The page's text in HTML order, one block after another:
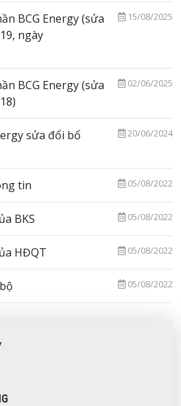
BCG Energy (sửa
ngày
15/08/2025
BCG Energy (sửa
02/06/2025
sửa đổi bổ
20/06/2024
tin 05/08/2022
BKS 05/08/2022
HĐQT 05/08/2022
05/08/2022